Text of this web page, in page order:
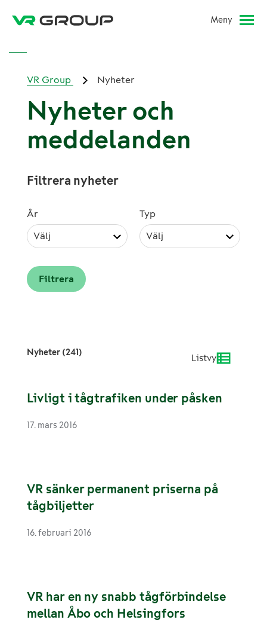
Meny
VR Group Nyheter
Nyheter och
meddelanden
Filtrera nyheter
År
Välj
Typ
Välj
Nyheter (241)
Listvy
Livligt i tågtrafiken under påsken
17. mars 2016
VR sänker permanent priserna på
tågbiljetter
16. februari 2016
VR har en ny snabb tågförbindelse
mellan Åbo och Helsingfors